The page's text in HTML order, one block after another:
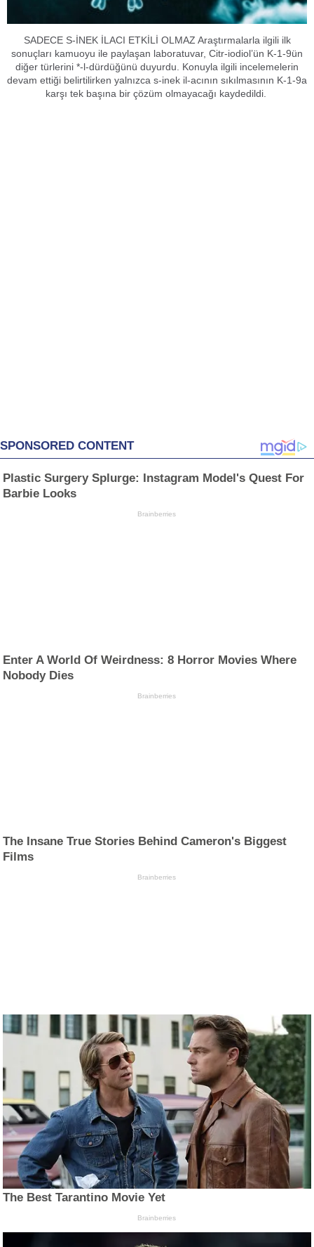
SADECE S-İNEK İLACI ETKİLİ OLMAZ Araştırmalarla ilgili ilk
sonuçları kamuoyu ile paylaşan laboratuvar, Citr-iodiol’ün K-1-9ün
diğer türlerini *-l-dürdüğünü duyurdu. Konuyla ilgili incelemelerin
devam ettiği belirtilirken yalnızca s-inek il-acının sıkılmasının K-1-9a
karşı tek başına bir çözüm olmayacağı kaydedildi.